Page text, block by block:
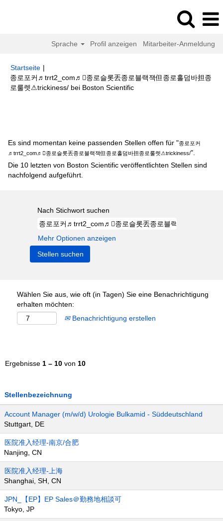
Sprache Profil anzeigen Mitarbeiter-Anmeldung
Startseite |
종로포커♬trrt2_com♬종로슬롯丟종로블랙잭但종로홀덤바担종
로룰렛⚠trickiness/ bei Boston Scientific(aktuelle
Es sind momentan keine passenden Stellen offen für "종로포커
♬trrt2_com♬종로슬롯丟종로블랙잭但종로홀덤바担종로룰렛⚠trickiness/".
Die 10 letzten von Boston Scientific veröffentlichten Stellen sind
nachfolgend aufgeführt.
Nach Stichwort suchen
Mehr Optionen anzeigen
Wählen Sie aus, wie oft (in Tagen) Sie eine Benachrichtigung
erhalten möchten:
Benachrichtigung erstellen
Ergebnisse 1 – 10 von 10
Stellenbezeichnung
Account Manager (m/w/d) Urologie Bulkamid - Süddeutschland
Stuttgart, DE
医院准入经理-南京/合肥
Nanjing, CN
医院准入经理-上海
Shanghai, SH, CN
JPN_【EP】EP Sales＠勤務地相談可
Tokyo, JP